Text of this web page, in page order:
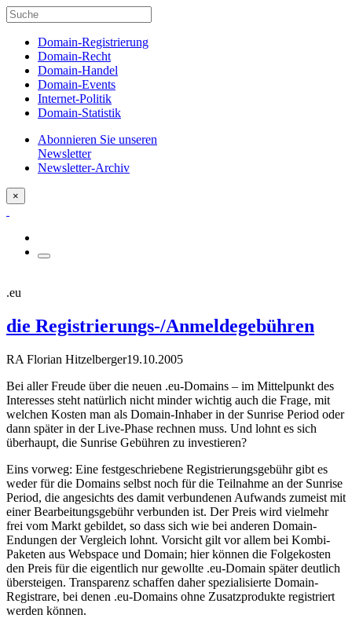
Domain-Registrierung
Domain-Recht
Domain-Handel
Domain-Events
Internet-Politik
Domain-Statistik
Abonnieren Sie unseren
Newsletter
Newsletter-Archiv
×
.eu
die Registrierungs-/Anmeldegebühren
RA Florian Hitzelberger19.10.2005
Bei aller Freude über die neuen .eu-Domains – im Mittelpunkt des
Interesses steht natürlich nicht minder wichtig auch die Frage, mit
welchen Kosten man als Domain-Inhaber in der Sunrise Period oder
dann später in der Live-Phase rechnen muss. Und lohnt es sich
überhaupt, die Sunrise Gebühren zu investieren?
Eins vorweg: Eine festgeschriebene Registrierungsgebühr gibt es
weder für die Domains selbst noch für die Teilnahme an der Sunrise
Period, die angesichts des damit verbundenen Aufwands zumeist mit
einer Bearbeitungsgebühr verbunden ist. Der Preis wird vielmehr
frei vom Markt gebildet, so dass sich wie bei anderen Domain-
Endungen der Vergleich lohnt. Vorsicht gilt vor allem bei Kombi-
Paketen aus Webspace und Domain; hier können die Folgekosten
den Preis für die eigentlich nur gewollte .eu-Domain später deutlich
übersteigen. Transparenz schaffen daher spezialisierte Domain-
Registrare, bei denen .eu-Domains ohne Zusatzprodukte registriert
werden können.